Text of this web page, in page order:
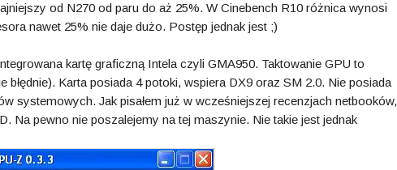
od N270 od paru do aż 25%. W Cinebench R10 różnica wynosi
nawet 25% nie daje dużo. Postęp jednak jest ;)
kartę graficzną Intela czyli GMA950. Taktowanie GPU to
Karta posiada 4 potoki, wspiera DX9 oraz SM 2.0. Nie posiada
systemowych. Jak pisałem już w wcześniejszej recenzjach netbooków,
Na pewno nie poszalejemy na tej maszynie. Nie takie jest jednak